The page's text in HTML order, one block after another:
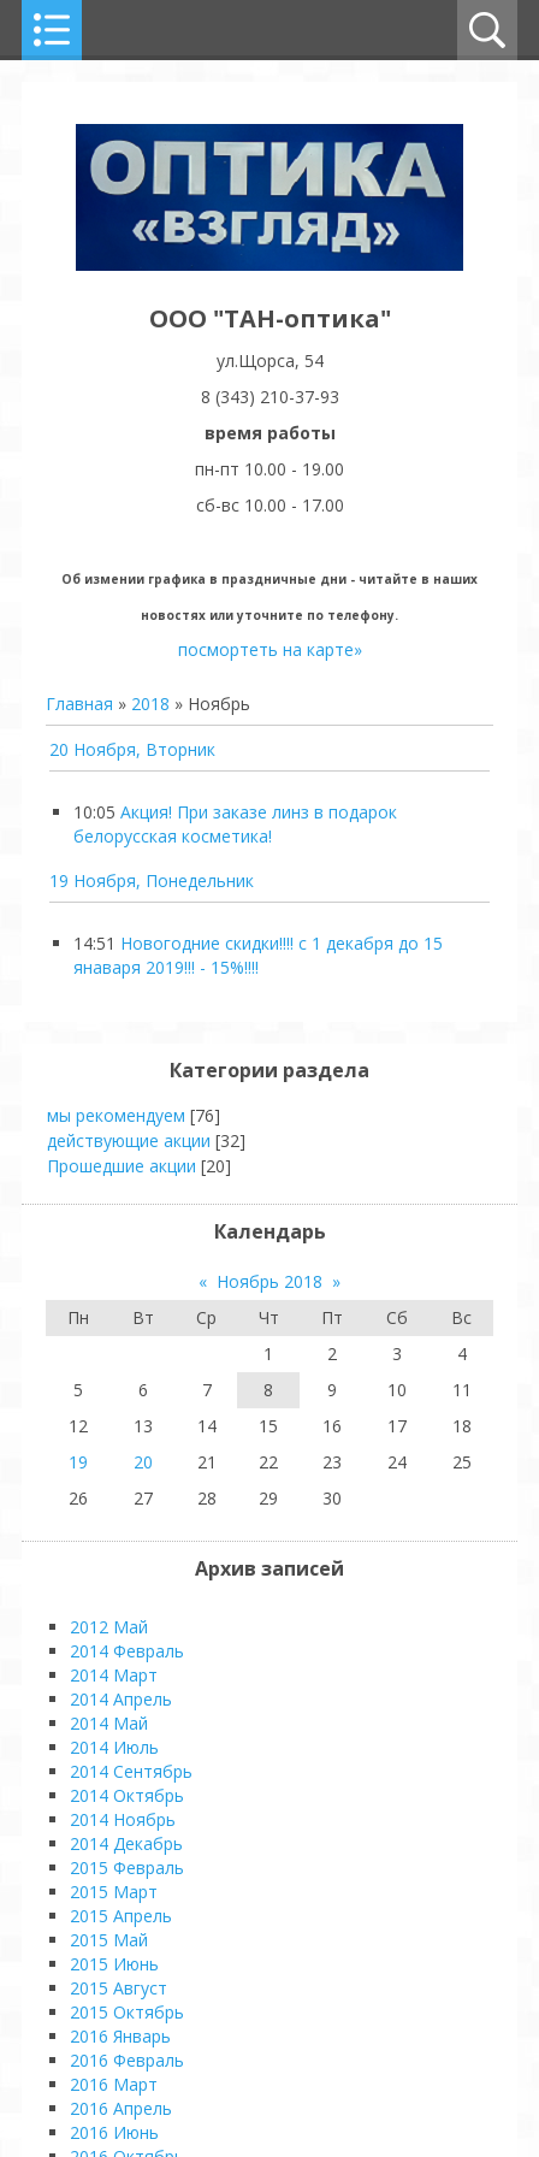
ООО "ТАН-оптика"
ул.Щорса, 54
8 (343) 210-37-93
время работы
пн-пт 10.00 - 19.00
сб-вс 10.00 - 17.00
Об измении графика в праздничные дни - читайте в наших
новостях или уточните по телефону.
посмортеть на карте»
Главная » 2018 » Ноябрь
20 Ноября, Вторник
10:05 Акция! При заказе линз в подарок
белорусская косметика!
19 Ноября, Понедельник
14:51 Новогодние скидки!!!! с 1 декабря до 15
янаваря 2019!!! - 15%!!!!
Категории раздела
мы рекомендуем [76]
действующие акции [32]
Прошедшие акции [20]
Календарь
« Ноябрь 2018 »
Пн
Вт Ср Чт Пт Сб
Вс
1
2 3
4
5
6 7 8 9 10
11
12
13 14 15 16 17
18
19
20 21 22 23 24
25
26
27 28 29 30
Архив записей
2012 Май
2014 Февраль
2014 Март
2014 Апрель
2014 Май
2014 Июль
2014 Сентябрь
2014 Октябрь
2014 Ноябрь
2014 Декабрь
2015 Февраль
2015 Март
2015 Апрель
2015 Май
2015 Июнь
2015 Август
2015 Октябрь
2016 Январь
2016 Февраль
2016 Март
2016 Апрель
2016 Июнь